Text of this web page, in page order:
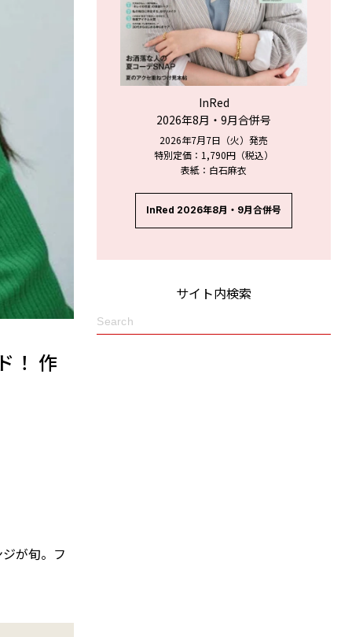
！ 作
が旬。フ
InRed
2026年8月・9月合併号
2026年7月7日（火）発売
特別定価：1,790円（税込）
表紙：白石麻衣
InRed 2026年8月・9月合併号
サイト内検索